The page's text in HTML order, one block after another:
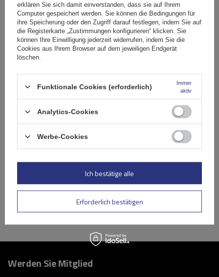
Peruzzo Firenze 2 E-Bike – Heckklappen-Fahrradträger
174,99 €
Niedrigster Preis in 30 Tagen vor Rabatt:
Große Menge verfügbar
Wir versenden schon am11. August
In den
Warenkorb
Werden Sie Mitglied
erklären Sie sich damit einverstanden, dass sie auf Ihrem
Computer gespeichert werden. Sie können die Bedingungen für
ihre Speicherung oder den Zugriff darauf festlegen, indem Sie auf
die Registerkarte „Zustimmungen konfigurieren“ klicken. Sie
können Ihre Einwilligung jederzeit widerrufen, indem Sie die
Cookies aus Ihrem Browser auf dem jeweiligen Endgerät
löschen.
Funktionale Cookies (erforderlich)
Immer
aktiv
Analytics-Cookies
Werbe-Cookies
Erforderlich bestätigen
Ich bestätige alle